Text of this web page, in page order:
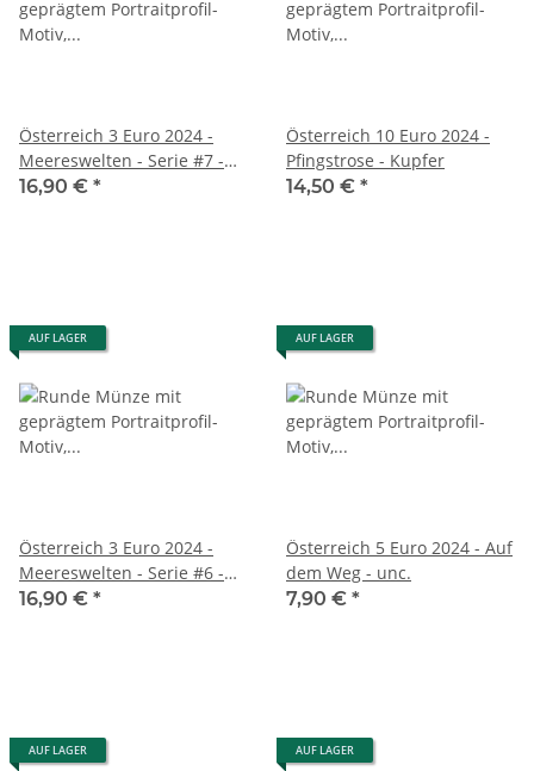
Österreich 3 Euro 2024 -
Meereswelten - Serie #7 -
Doktorfisch
16,90 € *
Österreich 10 Euro 2024 -
Pfingstrose - Kupfer
14,50 € *
AUF LAGER
Österreich 3 Euro 2024 -
Meereswelten - Serie #6 -
Malvenfarbiger Stinger
16,90 € *
AUF LAGER
Österreich 5 Euro 2024 - Auf
dem Weg - unc.
7,90 € *
AUF LAGER AUF LAGER